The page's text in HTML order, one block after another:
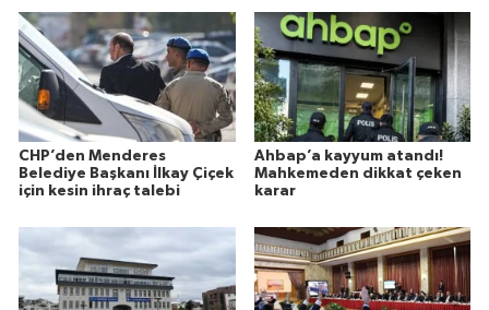
CHP’den Menderes
Belediye Başkanı İlkay Çiçek
için kesin ihraç talebi
Ahbap’a kayyum atandı!
Mahkemeden dikkat çeken
karar